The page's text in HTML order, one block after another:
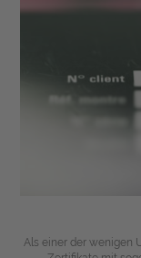
Als einer der wenigen